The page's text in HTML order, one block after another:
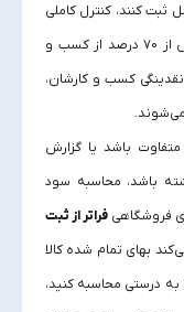
ثبت کنند، کنترل کاملی
بر وضعیت مالی کسب‌ و کار خود دارند. بیش از ۷۰ درصد از کسب‌ و
کسب و کارشان،
باشد یا گزارش
باشد، محاسبه سود
فروشگاهی فراتر از ثبت
بهای تمام شده کالا
به درستی محاسبه کنید،